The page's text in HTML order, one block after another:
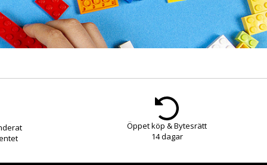
Öppet köp & Bytesrätt
14 dagar